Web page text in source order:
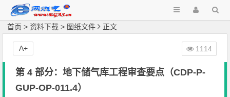
首页 >资料下载 > 图纸文件 正文
第 4 部分：地下储气库工程审查要点（CDP-P-
GUP-OP-011.4）
1114
A+